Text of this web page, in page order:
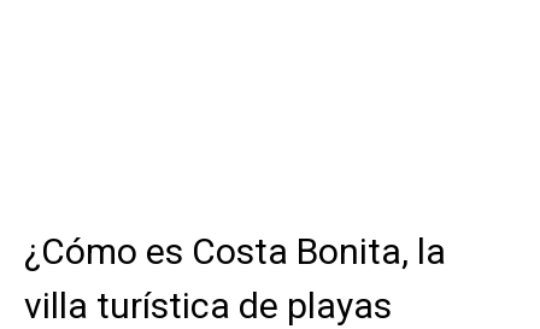
¿Cómo es Costa Bonita, la
villa turística de playas